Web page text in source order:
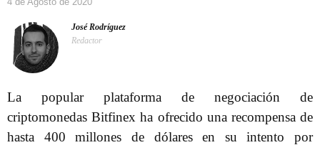
José Rodríguez
Redactor
La popular plataforma de negociación de
criptomonedas Bitfinex ha ofrecido una recompensa de
hasta 400 millones de dólares en su intento por